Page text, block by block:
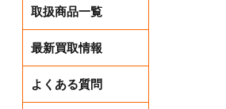
取扱商品一覧
最新買取情報
よくある質問